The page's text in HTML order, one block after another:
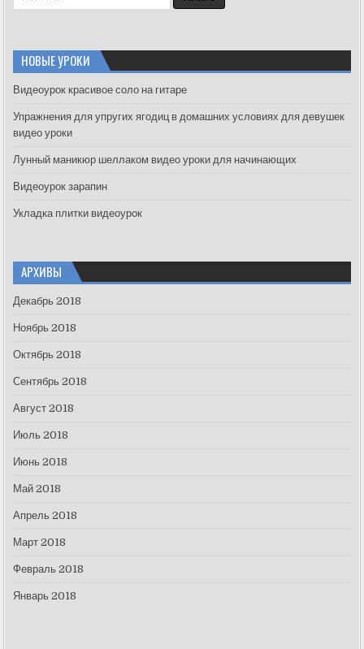
e
h
f
r
:
НОВЫЕ УРОКИ
Видеоурок красивое соло на гитаре
Упражнения для упругих ягодиц в домашних условиях для девушек
видео уроки
Лунный маникюр шеллаком видео уроки для начинающих
Видеоурок зарапин
Укладка плитки видеоурок
АРХИВЫ
Декабрь 2018
Ноябрь 2018
Октябрь 2018
Сентябрь 2018
Август 2018
Июль 2018
Июнь 2018
Май 2018
Апрель 2018
Март 2018
Февраль 2018
Январь 2018